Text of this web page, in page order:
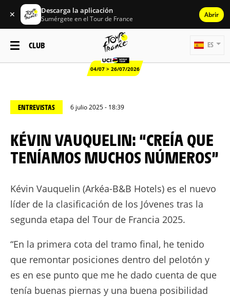
✕ Descarga la aplicación
Sumérgete en el Tour de France Abrir
CLUB
04/07 > 26/07/2026
ES
ENTREVISTAS 6 julio 2025 - 18:39
KÉVIN VAUQUELIN: “CREÍA QUE
TENÍAMOS MUCHOS NÚMEROS”
Kévin Vauquelin (Arkéa-B&B Hotels) es el nuevo
líder de la clasificación de los Jóvenes tras la
segunda etapa del Tour de Francia 2025.
“En la primera cota del tramo final, he tenido
que remontar posiciones dentro del pelotón y
es en ese punto que me he dado cuenta de que
tenía buenas piernas y una buena posibilidad